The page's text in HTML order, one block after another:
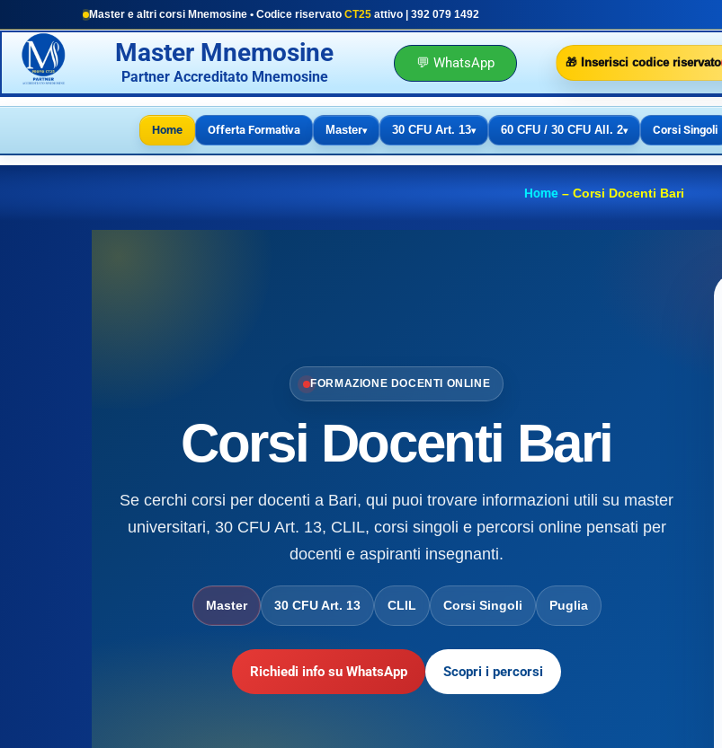
Master e altri corsi Mnemosine • Codice riservato CT25 attivo | 392 079 1492
Master Mnemosine
Partner Accreditato Mnemosine
💬 WhatsApp 🎁 Inserisci codice riservato
Home Offerta Formativa Master▾ 30 CFU Art. 13▾ 60 CFU / 30 CFU All. 2▾ Corsi Singoli
Home – Corsi Docenti Bari
FORMAZIONE DOCENTI ONLINE
Corsi Docenti Bari
Se cerchi corsi per docenti a Bari, qui puoi trovare informazioni utili su master
universitari, 30 CFU Art. 13, CLIL, corsi singoli e percorsi online pensati per
docenti e aspiranti insegnanti.
Master 30 CFU Art. 13 CLIL Corsi Singoli Puglia
Richiedi info su WhatsApp Scopri i percorsi